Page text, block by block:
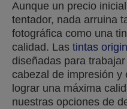
Aunque un precio
tentador, nada arruina
fotográfica como una
calidad. Las tintas
diseñadas para
cabezal de impresión
lograr una máxima
nuestras opciones de